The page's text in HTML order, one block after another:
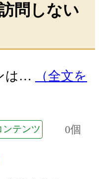
問しない
は…
（全文を
ンテンツ 0個